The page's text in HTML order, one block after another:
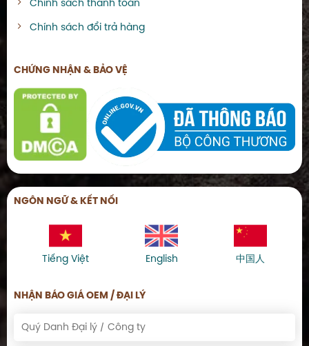
Chính sách đổi trả hàng
CHỨNG NHẬN & BẢO VỆ
NGÔN NGỮ & KẾT NỐI
Tiếng Việt English 中国人
NHẬN BÁO GIÁ OEM / ĐẠI LÝ